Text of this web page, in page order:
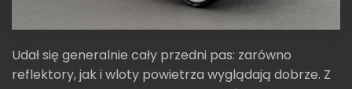
Udał się generalnie cały przedni pas: zarówno
reflektory, jak i wloty powietrza wyglądają dobrze. Z